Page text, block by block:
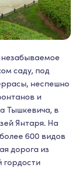
саду, под
неспешно
и
Тышкевича, в
Янтаря. На
600 видов
дорога из
гордости